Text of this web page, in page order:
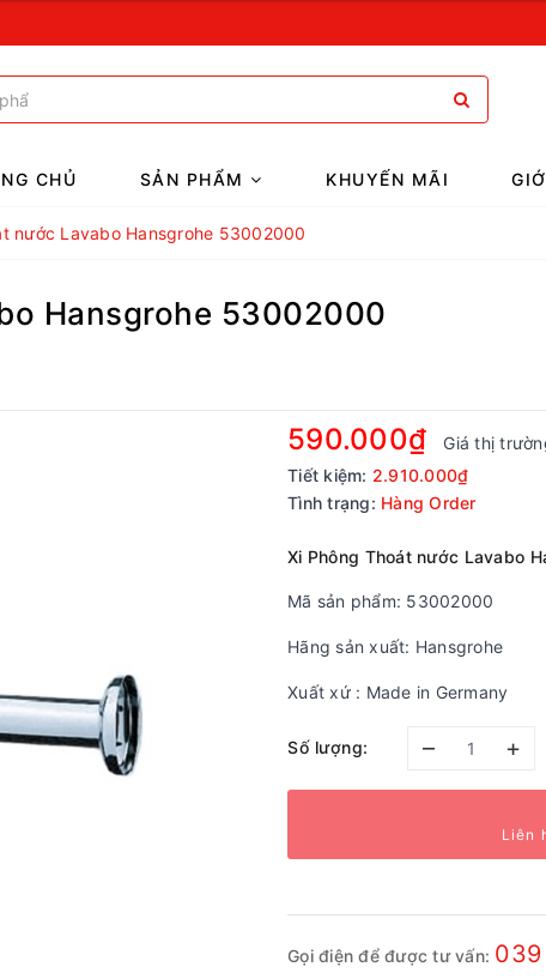
CHỦ SẢN PHẨM KHUYẾN MÃI
nước Lavabo Hansgrohe 53002000
Hansgrohe 53002000
590.000₫ Giá thị
Tiết kiệm: 2.910.000₫
Tình trạng: Hàng Order
Xi Phông Thoát nước Lavabo
Mã sản phẩm: 53002000
Hãng sản xuất: Hansgrohe
Xuất xứ : Made in Germany
Số lượng: – +
Liên
Gọi điện để được tư vấn: